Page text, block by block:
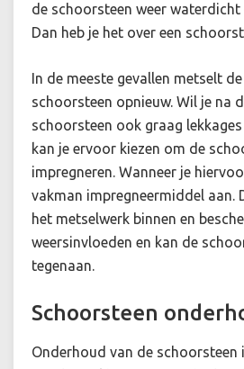
de schoorsteen weer waterdicht
Dan heb je het over een
In de meeste gevallen metselt
schoorsteen opnieuw. Wil je na
schoorsteen ook graag
kan je ervoor kiezen om de
impregneren. Wanneer je
vakman impregneermiddel aan.
het metselwerk binnen en
weersinvloeden en kan de
tegenaan.
Schoorsteen
Onderhoud van de schoorsteen